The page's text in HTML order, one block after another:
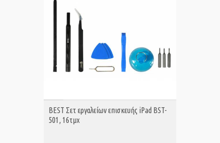
ΑΓΟΡΑ
BEST Σετ εργαλείων επισκευής iPad BST-
501, 16τμχ